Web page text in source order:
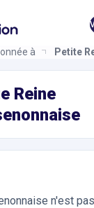
à VéloPetite
Reine
n'est